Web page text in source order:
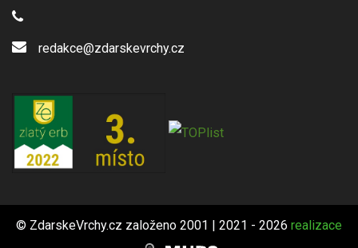
redakce@zdarskevrchy.cz
© ZdarskeVrchy.cz založeno 2001 | 2021 - 2026 realizace